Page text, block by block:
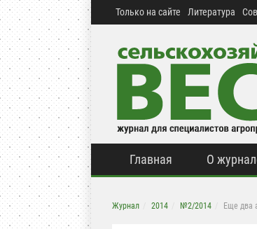
Только на сайте Литература
Главная О
Журнал 2014 №2/2014 Еще два